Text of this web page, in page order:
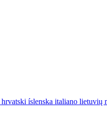
hrvatski íslenska italiano lietuvių